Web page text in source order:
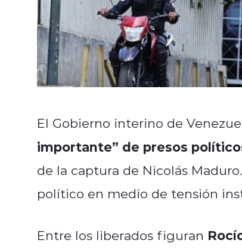
El Gobierno interino de
importante” de presos
de la captura de Nicolás
político en medio de tensión
Entre los liberados figuran